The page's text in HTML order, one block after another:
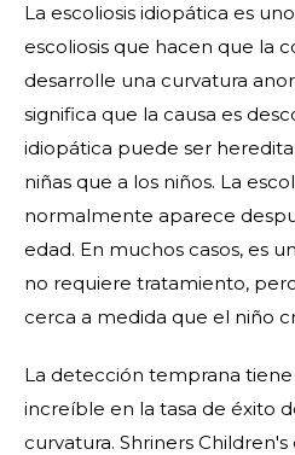
La escoliosis idiopática es
escoliosis que hacen que la
desarrolle una curvatura
significa que la causa es
idiopática puede ser
niñas que a los niños. La
normalmente aparece
edad. En muchos casos, es
no requiere tratamiento,
cerca a medida que el niño
La detección temprana
increíble en la tasa de éxito
curvatura. Shriners